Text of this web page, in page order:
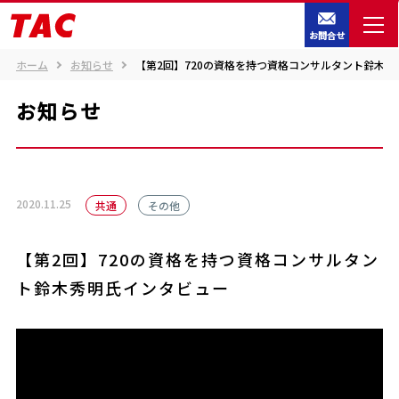
お問合せ
ホーム お知らせ 【第2回】720の資格を持つ資格コンサルタント鈴木
お知らせ
2020.11.25 共通 その他
【第2回】720の資格を持つ資格コンサルタン
ト鈴木秀明氏インタビュー